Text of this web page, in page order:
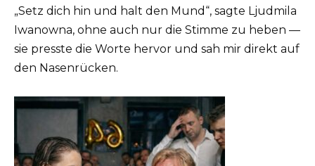
„Setz dich hin und halt den Mund“, sagte Ljudmila
Iwanowna, ohne auch nur die Stimme zu heben —
sie presste die Worte hervor und sah mir direkt auf
den Nasenrücken.